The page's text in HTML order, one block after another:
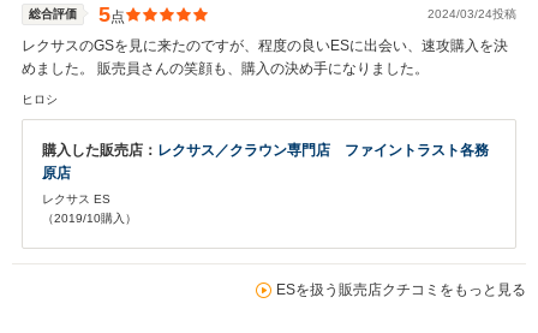
総合評価 5点 2024/03/24投稿
レクサスのGSを見に来たのですが、程度の良いESに出会い、速攻購入を決
めました。 販売員さんの笑顔も、購入の決め手になりました。
ヒロシ
購入した販売店： レクサス／クラウン専門店 ファイントラスト各務
原店
レクサス ES
（2019/10購入）
ESを扱う販売店クチコミをもっと見る